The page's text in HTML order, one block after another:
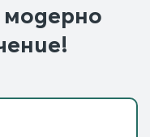
модерно